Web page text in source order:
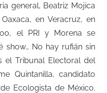
general, Beatriz Mojica
en Veracruz, en
el PRI y Morena se
show… No hay rufián sin
el Tribunal Electoral del
Quintanilla, candidato
Ecologista de México.